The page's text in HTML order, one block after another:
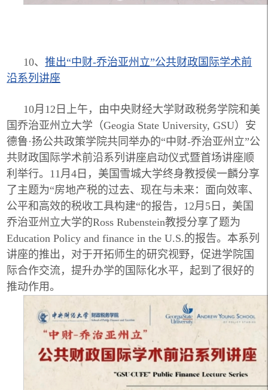
10、推出“中财-乔治亚州立”公共财政国际学术前
沿系列讲座
10月12日上午，由中央财经大学财政税务学院和美
国乔治亚州立大学（Geogia State University, GSU）安
德鲁·扬公共政策学院共同举办的“中财-乔治亚州立”公
共财政国际学术前沿系列讲座启动仪式暨首场讲座顺
利举行。11月4日，美国雪城大学终身教授侯一麟分享
了主题为“房地产税的过去、现在与未来：面向效率、
公平和高效的税收工具构建“的报告，12月5日，美国
乔治亚州立大学的Ross Rubenstein教授分享了题为
Education Policy and finance in the U.S.的报告。本系列
讲座的推出，对于开拓师生的研究视野，促进学院国
际合作交流，提升办学的国际化水平，起到了很好的
推动作用。